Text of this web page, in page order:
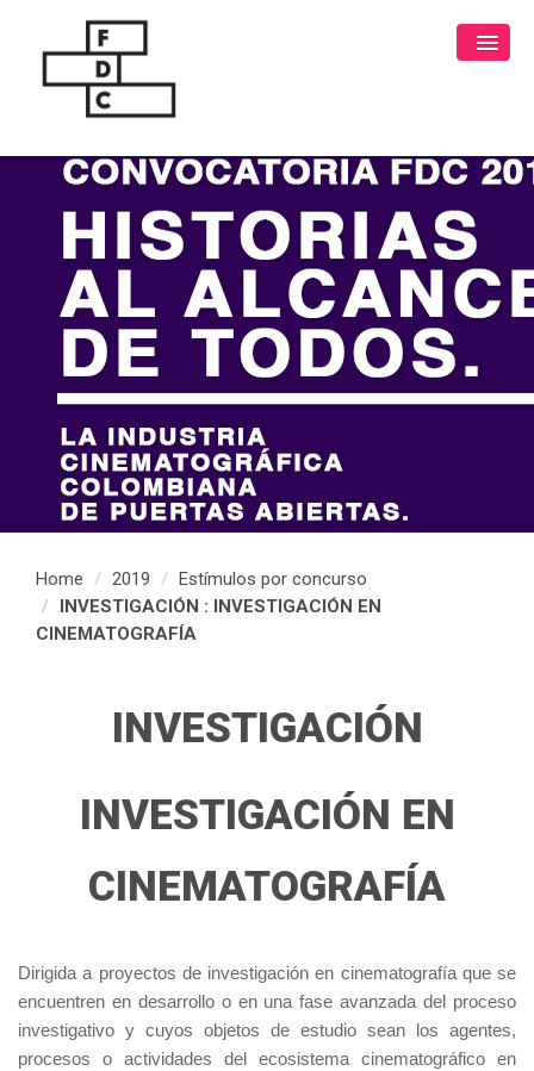
Home 2019
Estímulos por concurso
INVESTIGACIÓN : INVESTIGACIÓN EN
CINEMATOGRAFÍA
INVESTIGACIÓN
INVESTIGACIÓN EN
CINEMATOGRAFÍA
Dirigida a proyectos de investigación en cinematografía que se
encuentren en desarrollo o en una fase avanzada del proceso
investigativo y cuyos objetos de estudio sean los agentes,
procesos o actividades del ecosistema cinematográfico en